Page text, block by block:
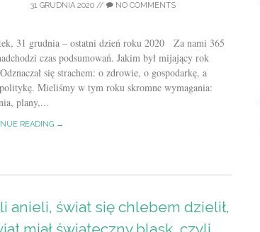
31 GRUDNIA 2020// NO COMMENTS
31 grudnia – ostatni dzień roku 2020 Za nami 365
czas podsumowań. Jakim był mijający rok
się strachem: o zdrowie, o gospodarkę, a
Mieliśmy w tym roku skromne wymagania:
plany,...
READING →
anieli, świat się chlebem dzielił,